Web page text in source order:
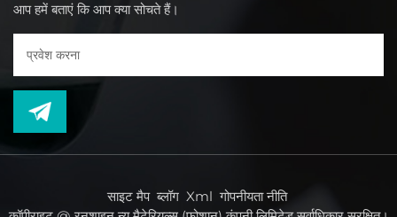
आप हमें बताएं कि आप क्या सोचते हैं।
साइट मैप ब्लॉग Xml गोपनीयता नीति